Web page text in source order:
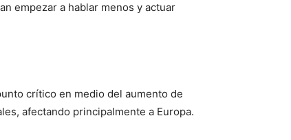
empezar a hablar menos y actuar
crítico en medio del aumento de
afectando principalmente a Europa.